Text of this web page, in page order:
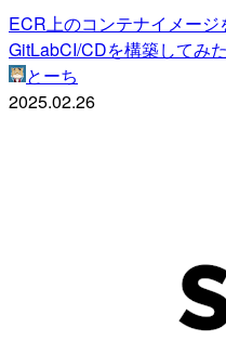
ECR上のコンテナイメー
GitLabCI/CDを構築してみた
とーち
2025.02.26